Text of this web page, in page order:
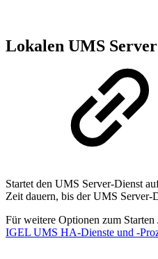
Lokalen UMS
Startet den UMS Server-Dienst
Zeit dauern, bis der UMS Server-
Für weitere Optionen zum
IGEL UMS HA-Dienste und -